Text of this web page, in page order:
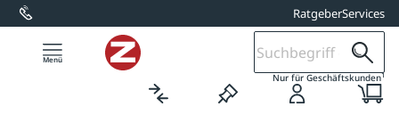
springen RatgeberServices
Nur für Geschäftskunden1